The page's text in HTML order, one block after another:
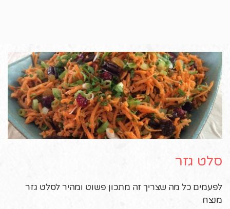
סלט גזר
לפעמים כל מה שצריך זה מתכון פשוט ומהיר לסלט גזר
מנצח